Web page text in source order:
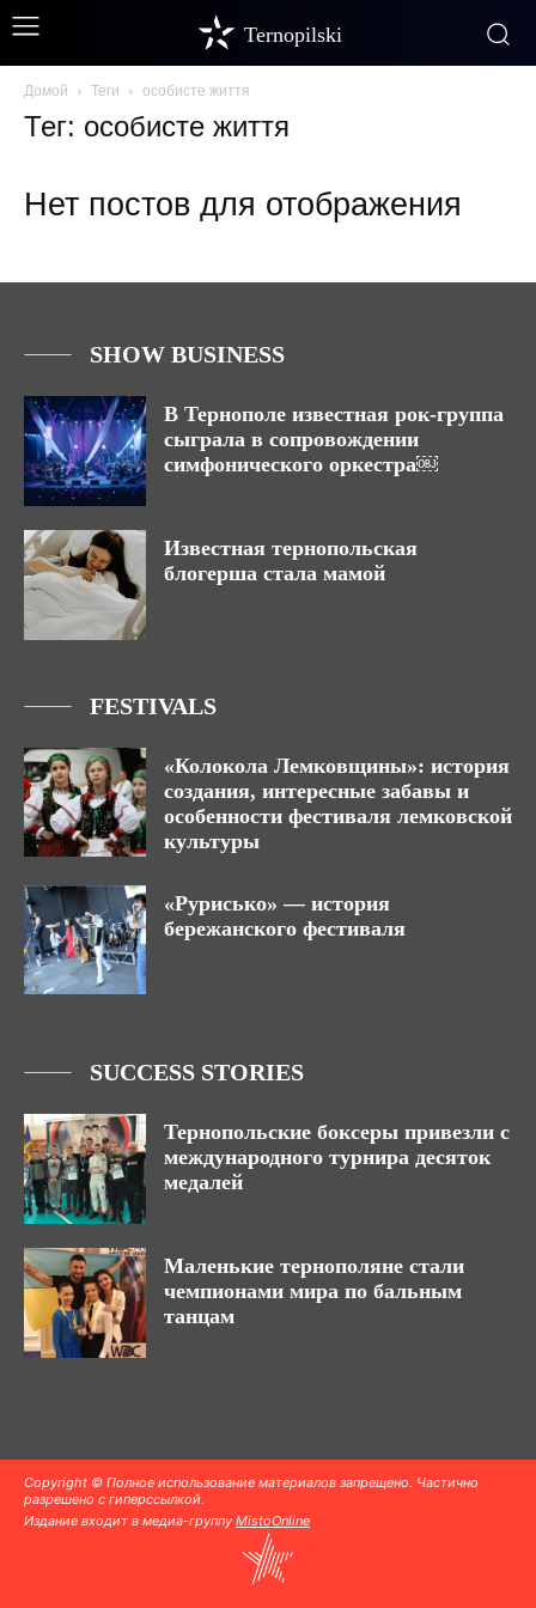
Ternopilski
Домой Теги особисте життя
Тег: особисте життя
Нет постов для отображения
SHOW BUSINESS
В Тернополе известная рок-группа
сыграла в сопровождении
симфонического оркестра￼
Известная тернопольская
блогерша стала мамой
FESTIVALS
«Колокола Лемковщины»: история
создания, интересные забавы и
особенности фестиваля лемковской
культуры
«Рурисько» — история
бережанского фестиваля
SUCCESS STORIES
Тернопольские боксеры привезли с
международного турнира десяток
медалей
Маленькие тернополяне стали
чемпионами мира по бальным
танцам
Copyright © Полное использование материалов запрещено. Частично
разрешено с гиперссылкой.
Издание входит в медиа-группу MistoOnline